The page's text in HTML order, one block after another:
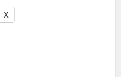
X